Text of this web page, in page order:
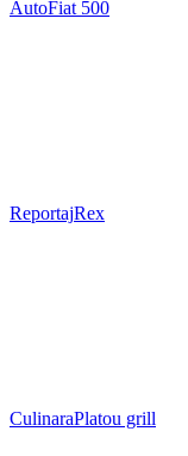
AutoFiat 500
ReportajRex
CulinaraPlatou grill